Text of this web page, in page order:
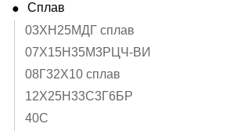
Сплав
03ХН25МДГ сплав
07Х15Н35М3РЦЧ-ВИ
08Г32Х10 сплав
12Х25Н33С3Г6БР
40C